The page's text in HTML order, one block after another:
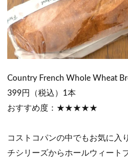
Country French Whole Wheat
399円（税込）1本
おすすめ度：★★★★★
コストコパンの中でもお気に入
チシリーズからホールウィート